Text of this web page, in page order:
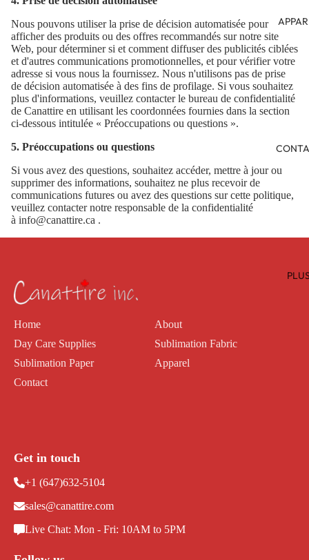
Nous pouvons utiliser la prise de décision automatisée pour
afficher des produits ou des offres recommandés sur notre site
Web, pour déterminer si et comment diffuser des publicités ciblées
et d'autres communications promotionnelles, et pour vérifier votre
adresse si vous nous la fournissez. Nous n'utilisons pas de prise
de décision automatisée à des fins de profilage. Si vous souhaitez
plus d'informations, veuillez contacter le bureau de confidentialité
de Canattire en utilisant les coordonnées fournies dans la section
ci-dessous intitulée « Préoccupations ou questions ».
5. Préoccupations ou questions
Si vous avez des questions, souhaitez accéder, mettre à jour ou
supprimer des informations, souhaitez ne plus recevoir de
communications futures ou avez des questions sur cette politique,
veuillez contacter notre responsable de la confidentialité
à info@canattire.ca .
Home
About
Day Care Supplies
Sublimation Fabric
Sublimation Paper
Apparel
Contact
Get in touch
+1 (647)632-5104
sales@canattire.com
Live Chat: Mon - Fri: 10AM to 5PM